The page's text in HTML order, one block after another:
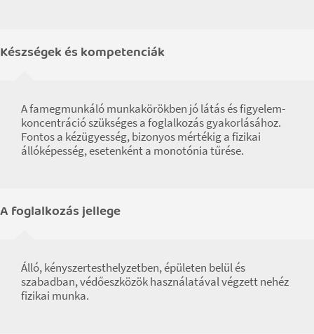
Készségek és kompetenciák
A famegmunkáló munkakörökben jó látás és figyelem-
koncentráció szükséges a foglalkozás gyakorlásához.
Fontos a kézügyesség, bizonyos mértékig a fizikai
állóképesség, esetenként a monotónia tűrése.
A foglalkozás jellege
Álló, kényszertesthelyzetben, épületen belül és
szabadban, védőeszközök használatával végzett nehéz
fizikai munka.